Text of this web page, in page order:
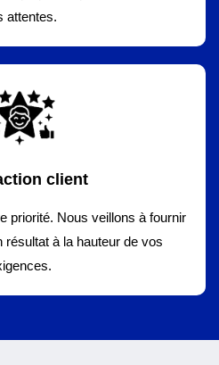
attentes.
client
priorité. Nous veillons à fournir
résultat à la hauteur de vos